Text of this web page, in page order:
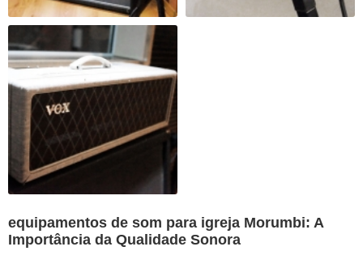
equipamentos de som para igreja Morumbi: A
Importância da Qualidade Sonora